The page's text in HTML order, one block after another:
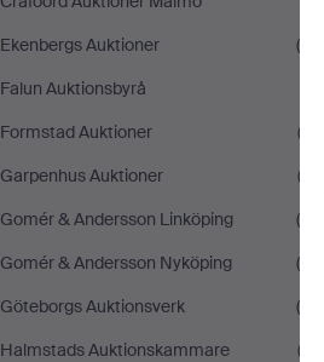
Ekenbergs Auktioner
(8)
Falun Auktionsbyrå
Formstad Auktioner
(3)
Garpenhus Auktioner
(2)
Gomér & Andersson Linköping
(5)
Gomér & Andersson Nyköping
(6)
Göteborgs Auktionsverk
(4)
Halmstads Auktionskammare
(3)